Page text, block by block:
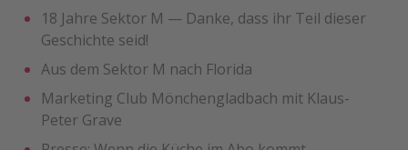
18 Jahre Sektor M — Danke, dass ihr Teil dieser
Geschichte seid!
Aus dem Sektor M nach Florida
Marketing Club Mönchengladbach mit Klaus-
Peter Grave